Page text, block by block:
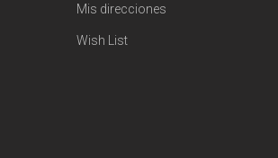
Mis direcciones
Wish List